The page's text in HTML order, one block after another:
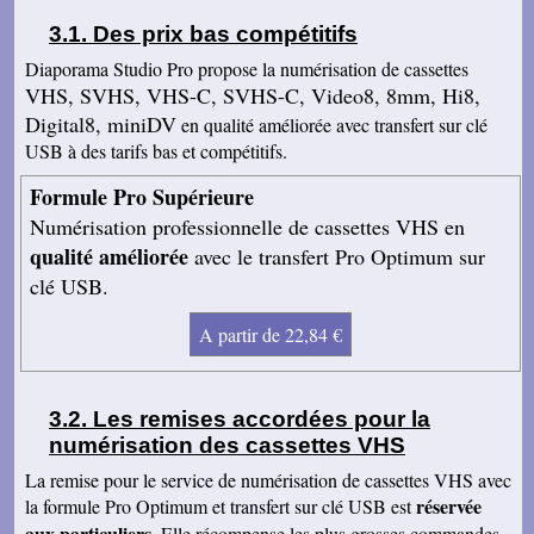
Toutes mes felicitations. Tout est parfait :
transferts de cassettes vhs. Merci merci ! A très
bientôt parce que j'ai des diapos a numeriser
mais il faut que je fasse un tri avant. Bonnes
fêtes.
Carole T
J'ai reçu hier mes cassettes et mes dvd. J'en ai
déjà regardé 2, c'est vraiment du bon travail ! Je
suis bien contente d'avoir trouvé votre site. Je
parlerai de vous a mon entourage, c'est sur.
Sincèrement. Bon Noël à toute votre famille
Bien reçu mes cassettes et les dvd. Je viens
vous remercie de votre excellent travail.
Cordialement
Nous avons regardé les cd et le résultat est
super. Merci beaucoup !
Des prix bas compétitifs
Diaporama Studio Pro propose la numérisation de cassettes
VHS, SVHS, VHS-C, SVHS-C, Video8, 8mm, Hi8,
Digital8, miniDVen qualité améliorée avec transfert sur clé
USB à des tarifs bas et compétitifs.
Formule Pro Supérieure
Numérisation professionnelle de cassettes VHS en
qualité améliorée avec le transfert Pro Optimum sur
clé USB.
A partir de 22,84 €
Les remises accordées pour la
numérisation des cassettes VHS
La remise pour le service de numérisation de cassettes VHS avec
la formule Pro Optimum et transfert sur clé USB estréservée